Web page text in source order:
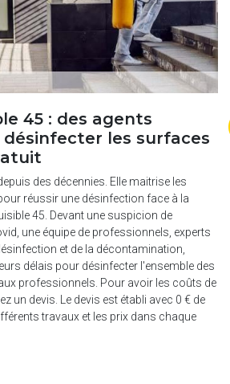
45 : des agents
les surfaces
des décennies. Elle maitrise les
réussir une désinfection face à la
45. Devant une suspicion de
une équipe de professionnels, experts
et de la décontamination,
délais pour désinfecter l'ensemble des
professionnels. Pour avoir les coûts de
un devis. Le devis est établi avec 0 € de
travaux et les prix dans chaque